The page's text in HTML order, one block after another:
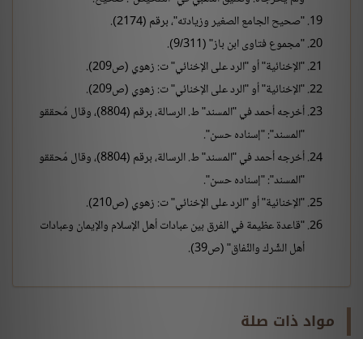
"صحيح الجامع الصغير وزيادته"، برقم (2174).
"مجموع فتاوى ابن باز" (9/311).
"الإخنائية" أو "الرد على الإخنائي" ت: زهوي (ص209).
"الإخنائية" أو "الرد على الإخنائي" ت: زهوي (ص209).
أخرجه أحمد في "المسند" ط. الرسالة، برقم (8804)، وقال مُحققو
"المسند": "إسناده حسن".
أخرجه أحمد في "المسند" ط. الرسالة، برقم (8804)، وقال مُحققو
"المسند": "إسناده حسن".
"الإخنائية" أو "الرد على الإخنائي" ت: زهوي (ص210).
"قاعدة عظيمة في الفرق بين عبادات أهل الإسلام والإيمان وعبادات
أهل الشِّرك والنِّفاق" (ص39).
مواد ذات صلة